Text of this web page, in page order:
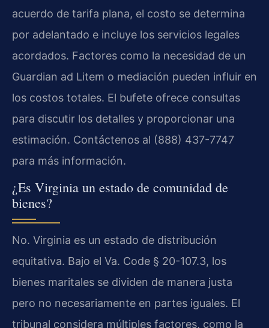
acuerdo de tarifa plana, el costo se determina
por adelantado e incluye los servicios legales
acordados. Factores como la necesidad de un
Guardian ad Litem o mediación pueden influir en
los costos totales. El bufete ofrece consultas
para discutir los detalles y proporcionar una
estimación. Contáctenos al (888) 437-7747
para más información.
¿Es Virginia un estado de comunidad de
bienes?
No. Virginia es un estado de distribución
equitativa. Bajo el Va. Code § 20-107.3, los
bienes maritales se dividen de manera justa
pero no necesariamente en partes iguales. El
tribunal considera múltiples factores, como la